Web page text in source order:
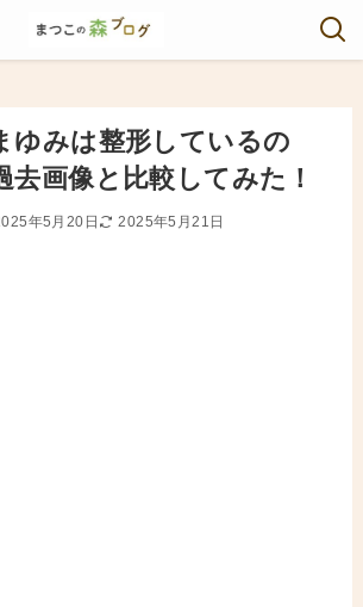
ゆみは整形しているの
去画像と比較してみた！
年5月20日 2025年5月21日